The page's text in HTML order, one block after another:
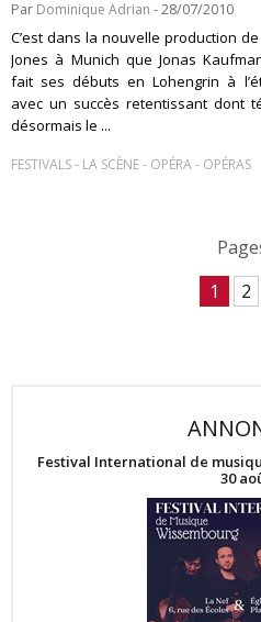
Par Dominique Adrian - 28/07/2010
C’est dans la nouvelle production
Jones à Munich que Jonas
fait ses débuts en Lohengrin à
avec un succès retentissant dont
désormais le ...
FESTIVALS- LA SCÈNE- OPÉRA- OPÉRAS
1
2
Festival International de
30